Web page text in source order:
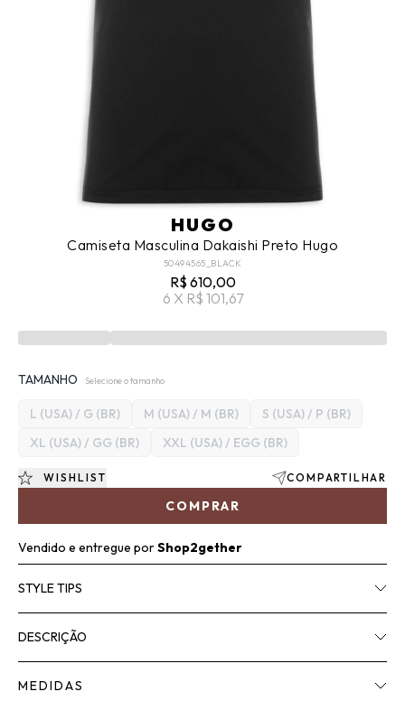
HUGO
Camiseta Masculina Dakaishi Preto Hugo
50494565_BLACK
R$ 610,00
6 X R$ 101,67
TAMANHO Selecione o tamanho
L (USA) / G (BR) M (USA) / M (BR)
S (USA) / P (BR)
XL (USA) / GG (BR)
XXL (USA) / EGG (BR)
COMPRAR
WISHLIST COMPARTILHAR
Vendido e entregue porShop2gether
STYLE TIPS
DESCRIÇÃO
MEDIDAS